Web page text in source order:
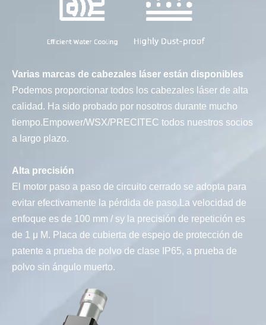
Cuerpo de la máquina
Adopta un tubo cuadrado estándar nacional, tratamiento
térmico de alta temperatura de 600 ℃, fresado de pórtico
de 12 metros con acabado, enfriamiento dentro del horno
las 24 horas, lo que garantiza el uso a largo plazo de la
máquina sin deformarse, por lo que se garantiza la
Cabezal de corte por láser